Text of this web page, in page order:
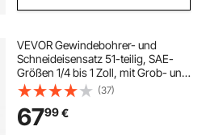
VEVOR Gewindebohrer- und
Schneideisensatz 51-teilig, SAE-
Größen 1/4 bis 1 Zoll, mit Grob- und
Feingewindebohrern und -
schneideisen, Schraubenschlüssel,
Tragekoffer und Zubehör,
Wälzlagerstahl
(37)
6799€